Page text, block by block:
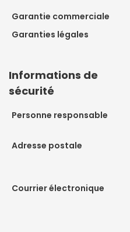
Garantie commerciale
Garanties légales
Informations de
sécurité
Personne responsable
Adresse postale
Courrier électronique